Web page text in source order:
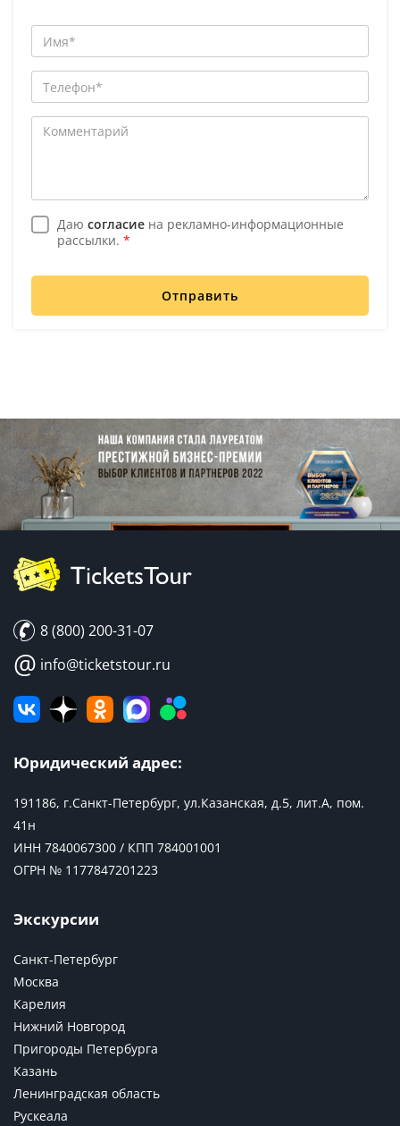
Даю согласие на рекламно-информационные
рассылки. *
Отправить
8 (800) 200-31-07
@ info@ticketstour.ru
Юридический адрес:
191186, г.Санкт-Петербург, ул.Казанская, д.5, лит.А, пом.
41н
ИНН 7840067300 / КПП 784001001
ОГРН № 1177847201223
Экскурсии
Санкт-Петербург
Москва
Карелия
Нижний Новгород
Пригороды Петербурга
Казань
Ленинградская область
Рускеала